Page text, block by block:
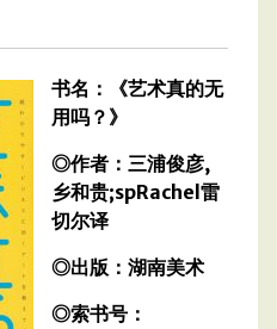
书名：《艺术真的无
用吗？》
◎作者：三浦俊彦,
乡和贵;spRachel雷
切尔译
◎出版：湖南美术
◎索书号：